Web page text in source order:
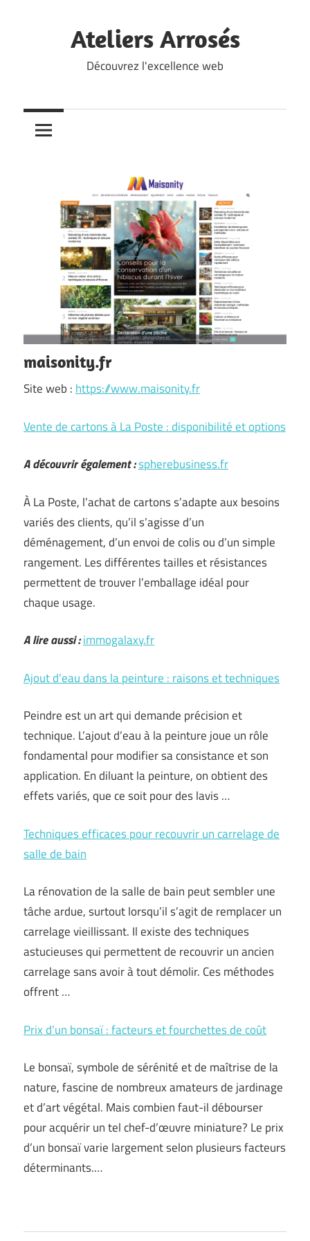
Ateliers Arrosés
Découvrez l'excellence web
maisonity.fr
Site web : https://www.maisonity.fr
Vente de cartons à La Poste : disponibilité et options
A découvrir également :spherebusiness.fr
À La Poste, l’achat de cartons s’adapte aux besoins
variés des clients, qu’il s’agisse d’un
déménagement, d’un envoi de colis ou d’un simple
rangement. Les différentes tailles et résistances
permettent de trouver l’emballage idéal pour
chaque usage.
A lire aussi :immogalaxy.fr
Ajout d’eau dans la peinture : raisons et techniques
Peindre est un art qui demande précision et
technique. L’ajout d’eau à la peinture joue un rôle
fondamental pour modifier sa consistance et son
application. En diluant la peinture, on obtient des
effets variés, que ce soit pour des lavis …
Techniques efficaces pour recouvrir un carrelage de
salle de bain
La rénovation de la salle de bain peut sembler une
tâche ardue, surtout lorsqu’il s’agit de remplacer un
carrelage vieillissant. Il existe des techniques
astucieuses qui permettent de recouvrir un ancien
carrelage sans avoir à tout démolir. Ces méthodes
offrent …
Prix d’un bonsaï : facteurs et fourchettes de coût
Le bonsaï, symbole de sérénité et de maîtrise de la
nature, fascine de nombreux amateurs de jardinage
et d’art végétal. Mais combien faut-il débourser
pour acquérir un tel chef-d’œuvre miniature? Le prix
d’un bonsaï varie largement selon plusieurs facteurs
déterminants.…